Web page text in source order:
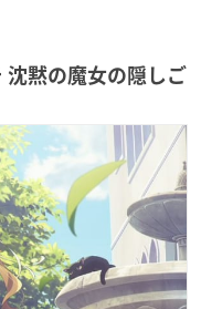
沈黙の魔女の隠しご